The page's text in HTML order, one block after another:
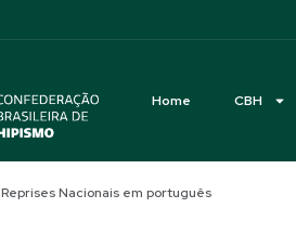
Home CBH
Reprises Nacionais em português